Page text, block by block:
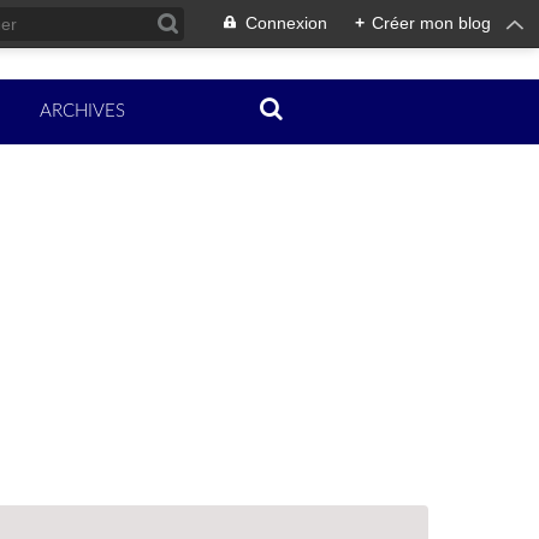
Connexion + Créer mon blog
ARCHIVES